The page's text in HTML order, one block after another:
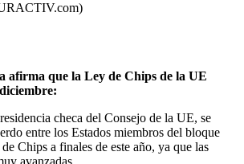
afirma que la Ley de Chips de la UE
checa del Consejo de la UE, se
entre los Estados miembros del bloque
Chips a finales de este año, ya que las